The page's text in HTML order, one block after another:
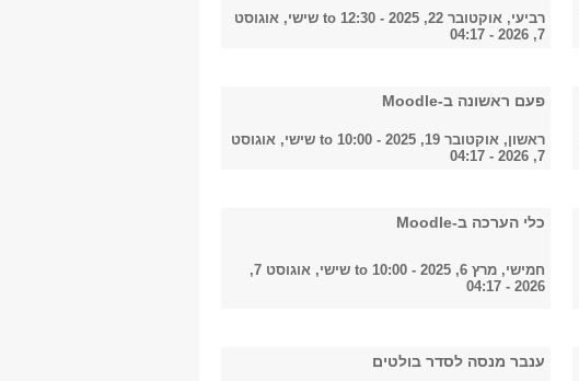
2026
רביעי, אוקטובר 22, 2025 - 12:30 to
שישי, אוגוסט
7, 2026 - 04:17
פעם ראשונה ב-Moodle
ראשון, אוקטובר 19, 2025 - 10:00 to
שישי, אוגוסט
7, 2026 - 04:17
כלי הערכה ב-Moodle
חמישי, מרץ 6, 2025 - 10:00 to
שישי, אוגוסט 7,
2026 - 04:17
ענבר מנסה לסדר בולטים